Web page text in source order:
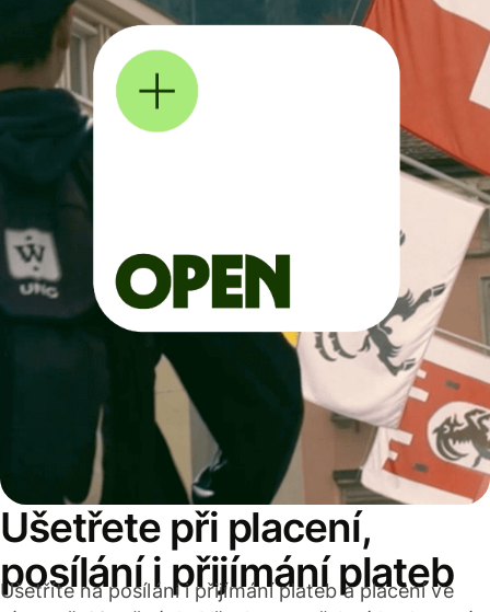
Ušetřete při placení,
posílání i přijímání plateb
Ušetříte na posílání i přijímání plateb a placení ve